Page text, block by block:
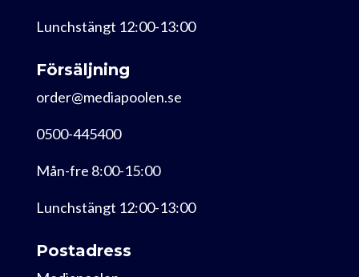
Lunchstängt 12:00-13:00
Försäljning
order@mediapoolen.se
0500-445400
Mån-fre 8:00-15:00
Lunchstängt 12:00-13:00
Postadress